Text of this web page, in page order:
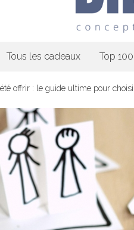
Tous les cadeaux Top 100
offrir : le guide ultime pour